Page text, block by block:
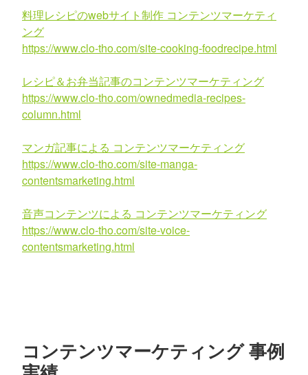
料理レシピのwebサイト制作 コンテンツマーケティ
ング
https://www.clo-tho.com/site-cooking-foodrecipe.html
レシピ＆お弁当記事のコンテンツマーケティング
https://www.clo-tho.com/ownedmedia-recipes-
column.html
マンガ記事による コンテンツマーケティング
https://www.clo-tho.com/site-manga-
contentsmarketing.html
音声コンテンツによる コンテンツマーケティング
https://www.clo-tho.com/site-voice-
contentsmarketing.html
コンテンツマーケティング 事例